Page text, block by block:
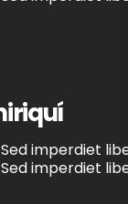
imperdiet
imperdiet